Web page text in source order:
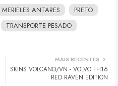
MERIELES ANTARES
PRETO
TRANSPORTE PESADO
MAIS RECENTES
SKINS VOLCANO/VN - VOLVO FH16
RED RAVEN EDITION